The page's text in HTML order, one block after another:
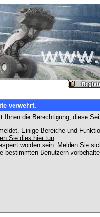
verwehrt.
Ihnen die Berechtigung, diese
Einige Bereiche und
Sie dies hier tun.
worden sein. Melden Sie
bestimmten Benutzern